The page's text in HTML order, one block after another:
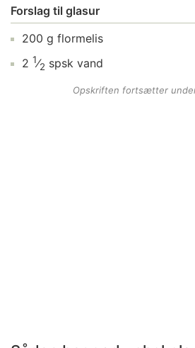
Forslag til glasur
200 g flormelis
2 1⁄2 spsk vand
Opskriften fortsætter